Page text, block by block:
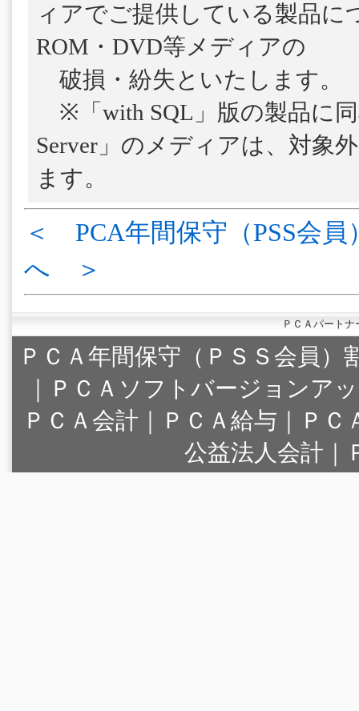
ィアでご提供している製品に
ROM・DVD等メディアの
破損・紛失といたします。
※「with SQL」版の製品に
Server」のメディアは、対象
ます。
＜ PCA年間保守（PSS会員
へ ＞
ＰＣＡパート
ＰＣＡ年間保守（ＰＳＳ会員）
｜
ＰＣＡソフトバージョンア
ＰＣＡ会計｜ＰＣＡ給与｜Ｐ
公益法人会計｜